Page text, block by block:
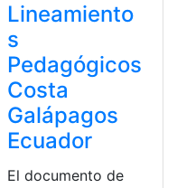
Lineamiento
s
Pedagógicos
Costa
Galápagos
Ecuador
El documento de